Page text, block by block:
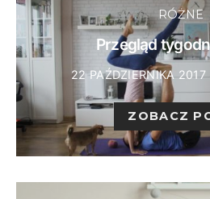
RÓŻNE
Przegląd
22 PAŹDZIERNIKA 2017
ZOBACZ